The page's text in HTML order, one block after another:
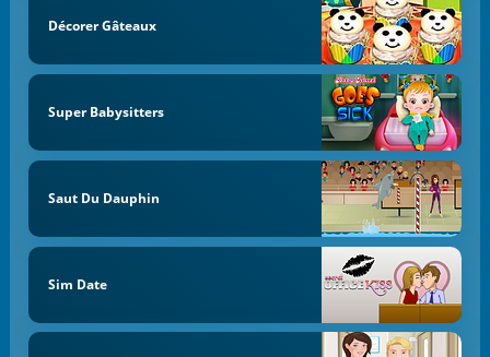
Décorer Gâteaux
Super Babysitters
Saut Du Dauphin
Sim Date